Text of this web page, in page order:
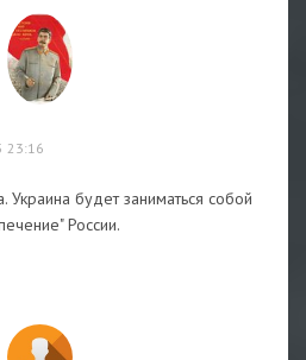
23:16
Украина будет заниматься собой
России.